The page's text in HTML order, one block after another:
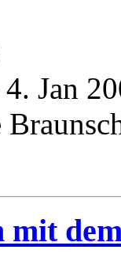
4. Jan
mit